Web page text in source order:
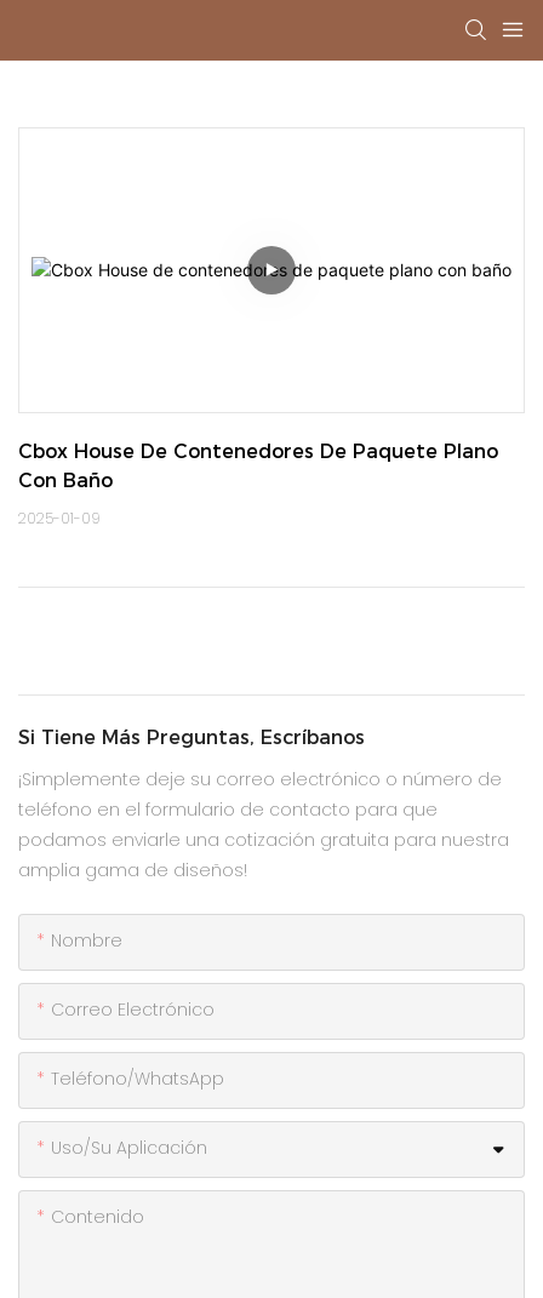
Cbox House De Contenedores De Paquete Plano
Con Baño
2025-01-09
Si Tiene Más Preguntas, Escríbanos
¡Simplemente deje su correo electrónico o número de
teléfono en el formulario de contacto para que
podamos enviarle una cotización gratuita para nuestra
amplia gama de diseños!
Nombre
Correo Electrónico
Teléfono/WhatsApp
Uso/Su Aplicación
Contenido